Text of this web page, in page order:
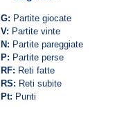
G: Partite giocate
V: Partite vinte
N: Partite pareggiate
P: Partite perse
RF: Reti fatte
RS: Reti subite
Pt: Punti